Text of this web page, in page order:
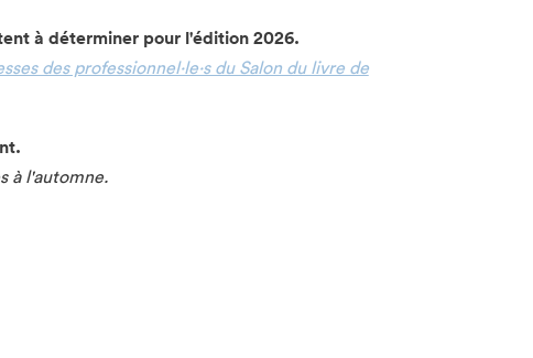
à déterminer pour l'édition 2026.
des professionnel·le·s du Salon du livre de
à l'automne.